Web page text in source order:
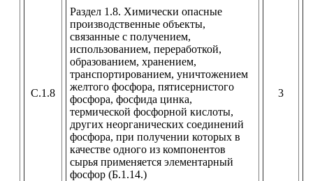
С.1.8
Раздел 1.8. Химически опасные
производственные объекты,
связанные с получением,
использованием, переработкой,
образованием, хранением,
транспортированием, уничтожением
желтого фосфора, пятисернистого
фосфора, фосфида цинка,
термической фосфорной кислоты,
других неорганических соединений
фосфора, при получении которых в
качестве одного из компонентов
сырья применяется элементарный
фосфор (Б.1.14.)
3